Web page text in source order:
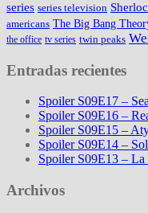
series series television
americans The Big Bang
the office tv series twin peaks
Entradas recientes
Spoiler S09E17 –
Spoiler S09E16 –
Spoiler S09E15 –
Spoiler S09E14 –
Spoiler S09E13 –
Archivos